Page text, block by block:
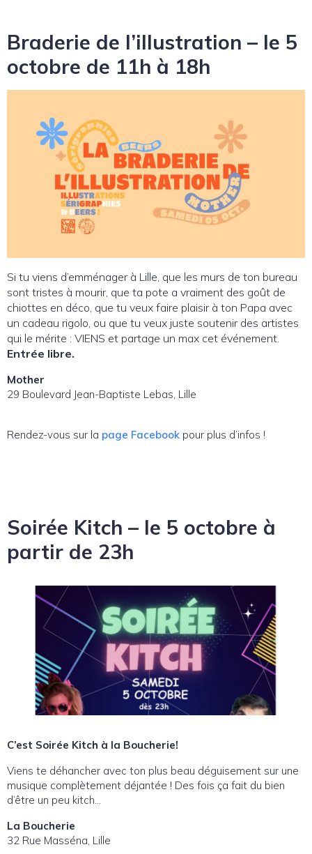
Braderie de l’illustration – le 5
octobre de 11h à 18h
Si tu viens d’emménager à Lille, que les murs de ton bureau
sont tristes à mourir, que ta pote a vraiment des goût de
chiottes en déco, que tu veux faire plaisir à ton Papa avec
un cadeau rigolo, ou que tu veux juste soutenir des artistes
qui le mérite : VIENS et partage un max cet événement.
Entrée libre.
Mother
29 Boulevard Jean-Baptiste Lebas, Lille
Rendez-vous sur la page Facebook pour plus d’infos !
Soirée Kitch – le 5 octobre à
partir de 23h
C’est Soirée Kitch à la Boucherie!
Viens te déhancher avec ton plus beau déguisement sur une
musique complètement déjantée ! Des fois ça fait du bien
d’être un peu kitch…
La Boucherie
32 Rue Masséna, Lille